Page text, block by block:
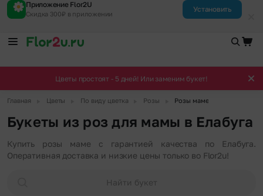
Приложение Flor2U
Скидка 300₽ в приложении
Установить
Цветы простоят - 5 дней! Или заменим букет!
Главная Цветы По виду цветка Розы Розы маме
Букеты из роз для мамы в Елабуга
Купить розы маме с гарантией качества по Елабуга.
Оперативная доставка и низкие цены только во Flor2u!
Найти букет